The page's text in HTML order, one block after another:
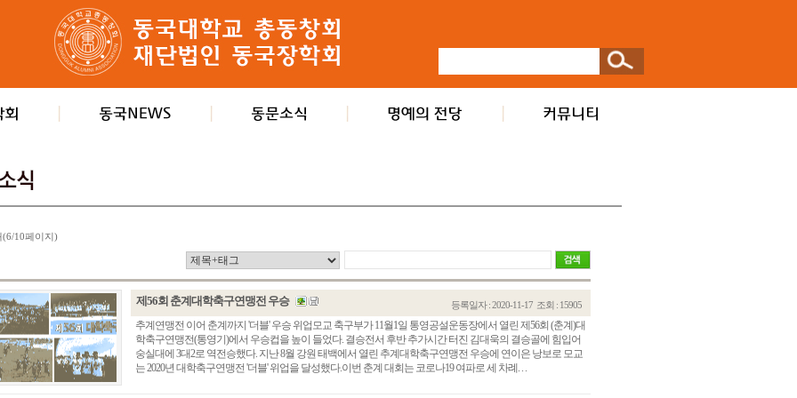
(6/10페이지)
제56회 춘계대학축구연맹전 우승 등록일자 : 2020-11-17 조회 : 15905
추계연맹전 이어 춘계까지 '더블' 우승 위업모교 축구부가 11월1일 통영공설운동장에서 열린 제56회 (춘계)대
학축구연맹전(통영기)에서 우승컵을 높이 들었다. 결승전서 후반 추가시간 터진 김대욱의 결승골에 힘입어
숭실대에 3대2로 역전승했다. 지난 8월 강원 태백에서 열린 추계대학축구연맹전 우승에 연이은 낭보로 모교
는 2020년 대학축구연맹전 '더블' 위업을 달성했다.이번 춘계 대회는 코로나19 여파로 세 차례. . .